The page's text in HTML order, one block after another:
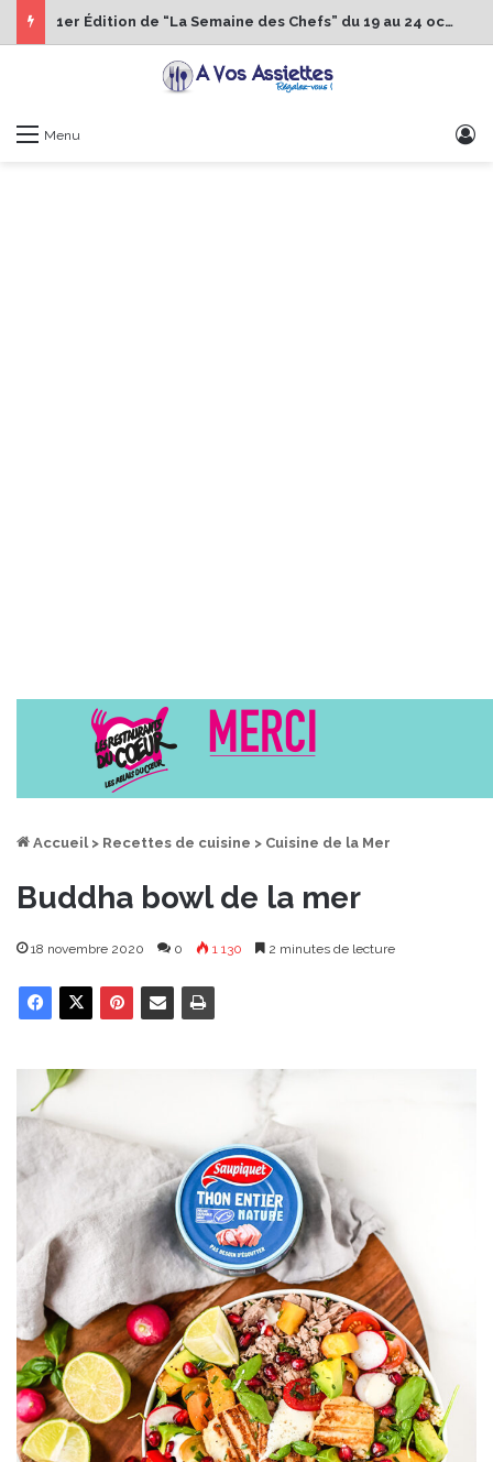
1er Édition de “La Semaine des Chefs” du 19 au 24 octobre 2026
Menu
Accueil > Recettes de cuisine > Cuisine de la Mer
Buddha bowl de la mer
18 novembre 2020 0 1 130 2 minutes de lecture